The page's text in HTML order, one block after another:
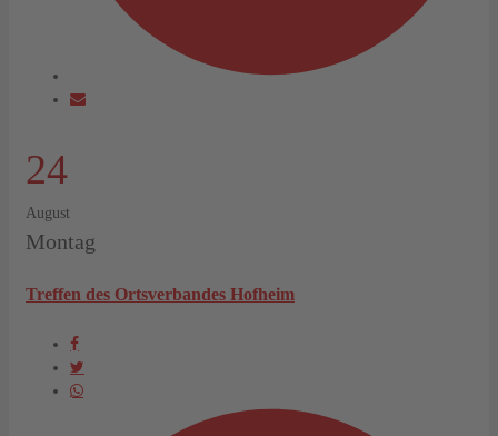
24
August
Montag
Treffen des Ortsverbandes Hofheim